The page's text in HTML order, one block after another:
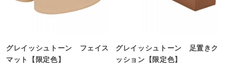
グレイッシュトーン フェイス
マット【限定色】
グレイッシュトーン 足置きク
ッション【限定色】